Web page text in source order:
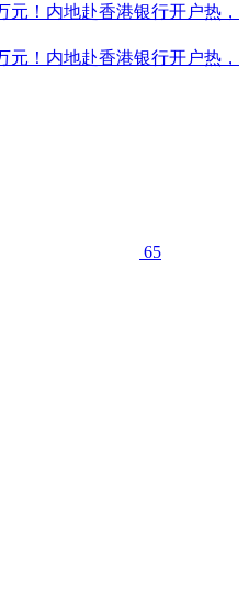
元！内地赴香港银行开户热，
元！内地赴香港银行开户热，
65